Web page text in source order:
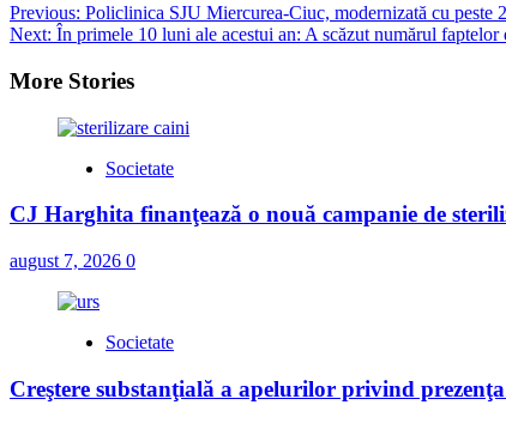
Post
navigation
Previous: Policlinica SJU Miercurea-Ciuc, modernizată cu peste
Next: În primele 10 luni ale acestui an: A scăzut numărul
More Stories
Societate
CJ Harghita finanţează o nouă campanie de
august 7, 2026 0
Societate
Creştere substanţială a apelurilor privind